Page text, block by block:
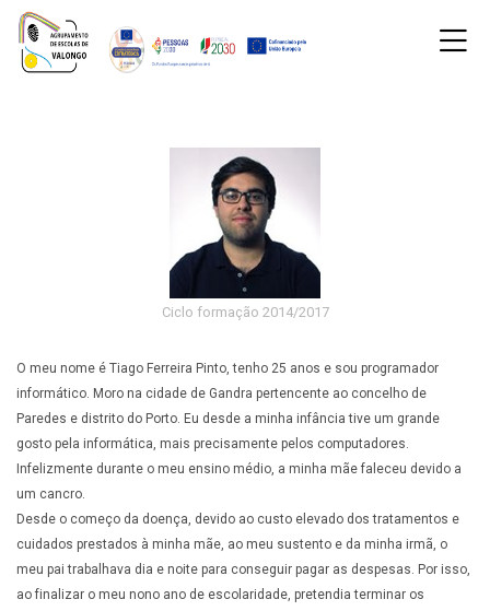
Skip to navigation
Skip to login form
Ir para o conteúdo principal
Skip to accessibility options
Skip to footer
Skip accessibility options
Oferta educativa de nível secundário com dupla
Estes cursos preparam os jovens para uma mais
Destinam-se a alunos que tenham concluído o 9.º ano
Têm a duração de 3 anos, com uma carga horária que
Conferem um diploma de conclusão do Ensino
Ciclo formação 2014/2017
O meu nome é Tiago Ferreira Pinto, tenho 25 anos e sou programador
informático. Moro na cidade de Gandra pertencente ao concelho de
Paredes e distrito do Porto. Eu desde a minha infância tive um grande
gosto pela informática, mais precisamente pelos computadores.
Infelizmente durante o meu ensino médio, a minha mãe faleceu devido a
um cancro.
Desde o começo da doença, devido ao custo elevado dos tratamentos e
cuidados prestados à minha mãe, ao meu sustento e da minha irmã, o
meu pai trabalhava dia e noite para conseguir pagar as despesas. Por isso,
ao finalizar o meu nono ano de escolaridade, pretendia terminar os